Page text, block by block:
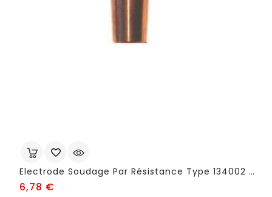
Electrode Soudage Par Résistance Type 134002 - FSG47
6,78 €